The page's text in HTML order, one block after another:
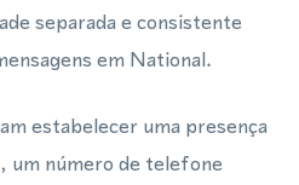
separada e consistente
em National.
estabelecer uma presença
um número de telefone